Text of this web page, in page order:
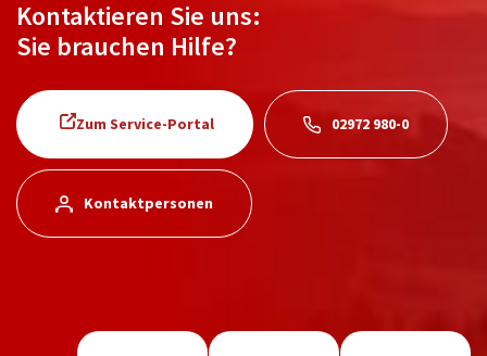
Kontaktieren Sie uns:
Sie brauchen Hilfe?
Zum Service-Portal 02972 980-0
Kontaktpersonen